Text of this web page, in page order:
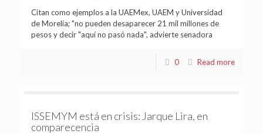
Citan como ejemplos a la UAEMex, UAEM y Universidad
de Morelia; "no pueden desaparecer 21 mil millones de
pesos y decir "aquí no pasó nada", advierte senadora
0 Read more
ISSEMYM está en crisis: Jarque Lira, en
comparecencia